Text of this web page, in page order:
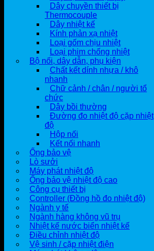
Dây chuyền thiết bị
Thermocouple
Dây nhiệt kế
Kính phản xạ nhiệt
Loại gốm chịu nhiệt
Loại phim chống nhiệt
Bộ nối, dây dẫn, phụ kiện
Chất kết dính nhựa / khô
nhanh
Chữ cảnh / chân / người tổ
chức
Dây bồi thường
Đường đo nhiệt độ cặp nhiệt
độ
Hộp nối
Kết nối nhanh
Ống bảo vệ
Lò sưởi
Máy phát nhiệt độ
Ống bảo vệ nhiệt độ cao
Công cụ thiết bị
Controller (Đồng hồ đo nhiệt độ)
Ngành y tế
Ngành hàng không vũ trụ
Nhiệt kế nước biển nhiệt kế
Điều chỉnh nhiệt độ
Vệ sinh / cặp nhiệt điện